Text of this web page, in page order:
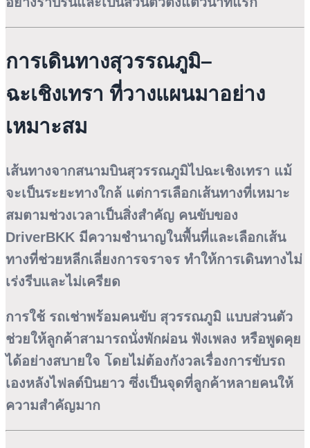
การเดินทางสุวรรณภูมิ–
ฉะเชิงเทรา ที่วางแผนมาอย่าง
เหมาะสม
เส้นทางจากสนามบินสุวรรณภูมิไปฉะเชิงเทรา แม้
จะเป็นระยะทางใกล้ แต่การเลือกเส้นทางที่เหมาะ
สมตามช่วงเวลาเป็นสิ่งสำคัญ คนขับของ
DriverBKK มีความชำนาญในพื้นที่และเลือกเส้น
ทางที่ช่วยหลีกเลี่ยงการจราจร ทำให้การเดินทางไม่
เร่งรีบและไม่เครียด
การใช้ รถเช่าพร้อมคนขับ สุวรรณภูมิ แบบส่วนตัว
ช่วยให้ลูกค้าสามารถนั่งพักผ่อน ฟังเพลง หรือพูดคุย
ได้อย่างสบายใจ โดยไม่ต้องกังวลเรื่องการขับรถ
เองหลังไฟลต์บินยาว ซึ่งเป็นจุดที่ลูกค้าหลายคนให้
ความสำคัญมาก